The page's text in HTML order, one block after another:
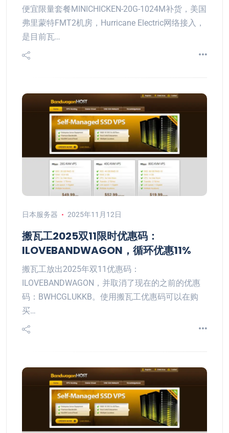
便宜限量套餐MINICHICKEN-20G-1024M补货，美国
弗里蒙特FMT2机房，Hurricane Electric网络接入，
是目前瓦…
日本服务器 2025年11月12日
搬瓦工2025双11限时优惠码：
ILOVEBANDWAGON，循环优惠11%
搬瓦工放出2025年双11优惠码：
ILOVEBANDWAGON，并取消了现在的之前的优惠
码：BWHCGLUKKB。使用搬瓦工优惠码可以在购
买…